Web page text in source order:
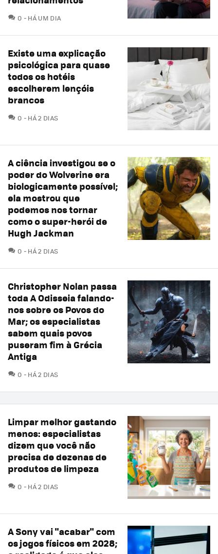
0 COMENTÁRIOS
HÁ UM DIA
Existe uma explicação
psicológica para quase
todos os hotéis
escolherem lençóis
brancos
0 COMENTÁRIOS
HÁ 2 DIAS
A ciência investigou se o
poder do Wolverine era
biologicamente possível;
ela mostrou que
podemos nos tornar
como o super-herói de
Hugh Jackman
0 COMENTÁRIOS
HÁ 2 DIAS
Christopher Nolan passa
toda A Odisseia falando-
nos sobre os Povos do
Mar; os especialistas
sabem quais povos
puseram fim à Grécia
Antiga
0 COMENTÁRIOS
HÁ 2 DIAS
Limpar melhor gastando
menos: especialistas
dizem que você não
precisa de dezenas de
produtos de limpeza
0 COMENTÁRIOS
HÁ 2 DIAS
A Sony vai "acabar" com
os jogos físicos em 2028;